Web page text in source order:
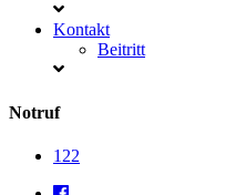
Kontakt
Beitritt
Notruf
122